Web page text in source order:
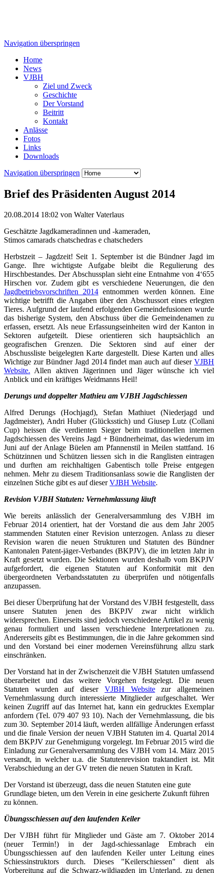
Navigation überspringen
Home
News
VJBH
Ziel und Zweck
Geschichte
Der Vorstand
Beitritt
Kontakt
Anlässe
Fotos
Links
Downloads
Navigation überspringen
Brief des Präsidenten August 2014
20.08.2014 18:02 von Walter Vaterlaus
Geschätzte Jagdkameradinnen und -kameraden,
Stimos camarads chatschedras e chatscheders
Herbstzeit – Jagdzeit! Seit 1. September ist die Bündner Jagd im
Gange. Ihre wichtigste Aufgabe bleibt die Regulierung des
Hirschbestandes. Der Abschussplan sieht eine Entnahme von 4‘655
Hirschen vor. Zudem gibt es verschiedene Neuerungen, die den
Jagdbetriebsvorschriften 2014 entnommen werden können. Eine
wichtige betrifft die Angaben über den Abschussort eines erlegten
Tieres. Aufgrund der laufend erfolgenden Gemeindefusionen wurde
das bisherige System, den Abschuss über die Gemeindenamen zu
erfassen, ersetzt. Als neue Erfassungseinheiten wird der Kanton in
Sektoren aufgeteilt. Diese orientieren sich hauptsächlich an
geografischen Grenzen. Die Sektoren sind auf einer der
Abschussliste beigelegten Karte dargestellt. Diese Karten und alles
Wichtige zur Bündner Jagd 2014 findet man auch auf dieser VJBH
Website. Allen aktiven Jägerinnen und Jäger wünsche ich viel
Anblick und ein kräftiges Weidmanns Heil!
Derungs und doppelter Mathieu am VJBH Jagdschiessen
Alfred Derungs (Hochjagd), Stefan Mathiuet (Niederjagd und
Jagdmeister), Andri Huber (Glücksstich) und Giusep Lutz (Collani
Cup) heissen die verdienten Sieger beim traditionellen internen
Jagdschiessen des Vereins Jagd + Bündnerheimat, das wiederum im
Juni auf der Anlage Büelen am Pfannenstil in Meilen stattfand. 16
Schützinnen und Schützen liessen sich in die Ranglisten eintragen
und durften am reichhaltigen Gabentisch tolle Preise entgegen
nehmen. Mehr zu diesem Traditionsanlass sowie die Ranglisten der
einzelnen Stiche gibt es auf dieserVJBH Website.
Revision VJBH Statuten: Vernehmlassung läuft
Wie bereits anlässlich der Generalversammlung des VJBH im
Februar 2014 orientiert, hat der Vorstand die aus dem Jahr 2005
stammenden Statuten einer Revision unterzogen. Anlass zu dieser
Revision waren die neuen Strukturen und Statuten des Bündner
Kantonalen Patent-jäger-Verbandes (BKPJV), die im letzten Jahr in
Kraft gesetzt wurden. Die Sektionen wurden deshalb vom BKPJV
aufgefordert, die eigenen Statuten auf Konformität mit den
übergeordneten Verbandsstatuten zu überprüfen und nötigenfalls
anzupassen.
Bei dieser Überprüfung hat der Vorstand des VJBH festgestellt, dass
unsere Statuten jenen des BKPJV zwar nicht wirklich
widersprechen. Einerseits sind jedoch verschiedene Artikel zu wenig
genau formuliert und lassen verschiedene Interpretationen zu.
Andererseits gibt es Bestimmungen, die in die Jahre gekommen sind
und den Vorstand bei einer modernen Vereinsführung allzu stark
einschränken.
Der Vorstand hat in der Zwischenzeit die VJBH Statuten umfassend
überarbeitet und das weitere Vorgehen festgelegt. Die neuen
Statuten wurden auf dieser VJBH Websitezur allgemeinen
Vernehmlassung durch interessierte Mitglieder aufgeschaltet. Wer
keinen Zugriff auf das Internet hat, kann ein gedrucktes Exemplar
anfordern (Tel. 079 407 93 10). Nach der Vernehmlassung, die bis
zum 30. September 2014 läuft, werden allfällige Änderungen erfasst
und die finale Version der neuen VJBH Statuten im 4. Quartal 2014
dem BKPJV zur Genehmigung vorgelegt. Im Februar 2015 wird die
Einladung zur Generalversammlung des VJBH vom 14. März 2015
versandt, in welcher u.a. die Statutenrevision traktandiert ist. Mit
Verabschiedung an der GV treten die neuen Statuten in Kraft.
Der Vorstand ist überzeugt, dass die neuen Statuten eine gute
Grundlage bieten, um den Verein in eine gesicherte Zukunft führen
zu können.
Übungsschiessen auf den laufenden Keiler
Der VJBH führt für Mitglieder und Gäste am 7. Oktober 2014
(neuer Termin!) in der Jagd-schiessanlage Embrach ein
Übungsschiessen auf den laufenden Keiler unter Leitung eines
Schiessinstruktors durch. Dieses "Keilerschiessen" dient als
Vorbereitung auf die Schwarz-wildjagden im Unterland, zu denen